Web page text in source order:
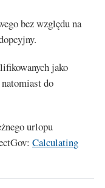
bez względu na
jako
do
urlopu
Calculating